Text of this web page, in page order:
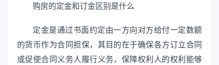
购房的定金和订金区别是什么
定金是通过书面约定由一方向对方给付一定数额
的货币作为合同担保，其目的在于确保各方订立合同
或促使合同义务人履行义务，保障权利人的权利能够